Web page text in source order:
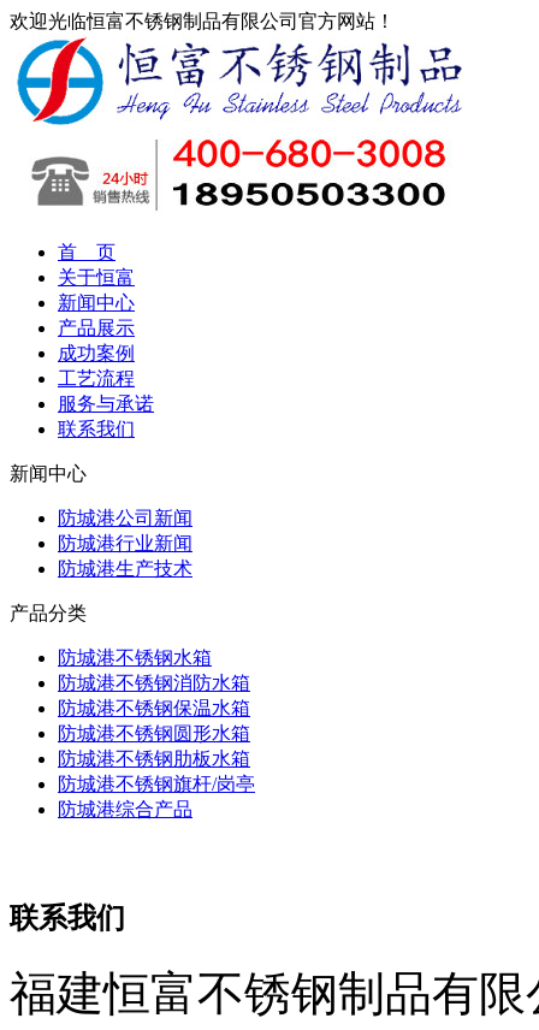
欢迎光临恒富不锈钢制品有限公司官方网站！
首 页
关于恒富
新闻中心
产品展示
成功案例
工艺流程
服务与承诺
联系我们
新闻中心
防城港公司新闻
防城港行业新闻
防城港生产技术
产品分类
防城港不锈钢水箱
防城港不锈钢消防水箱
防城港不锈钢保温水箱
防城港不锈钢圆形水箱
防城港不锈钢肋板水箱
防城港不锈钢旗杆/岗亭
防城港综合产品
联系我们
福建恒富不锈钢制品有限